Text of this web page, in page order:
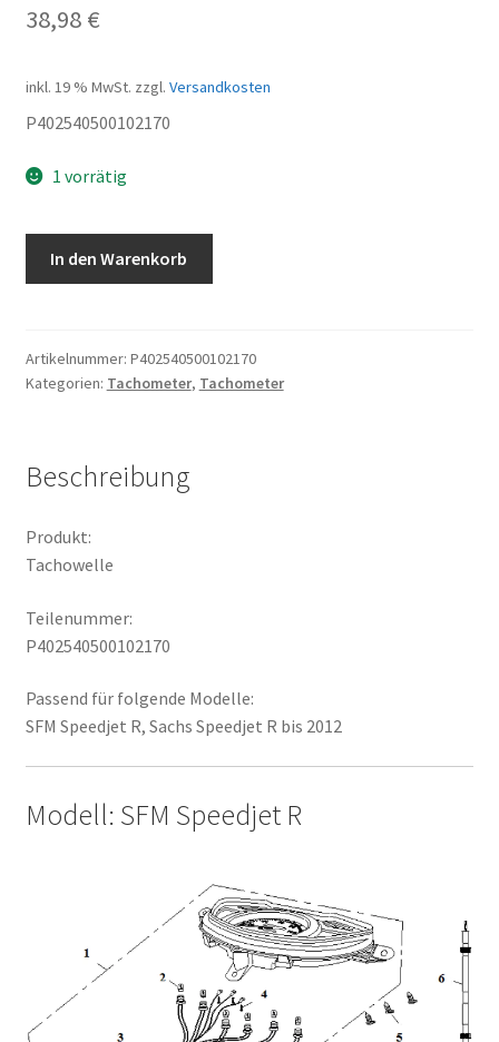
38,98 €
inkl. 19 % MwSt. zzgl. Versandkosten
P402540500102170
1 vorrätig
In den Warenkorb
Artikelnummer: P402540500102170
Kategorien: Tachometer, Tachometer
Beschreibung
Produkt:
Tachowelle
Teilenummer:
P402540500102170
Passend für folgende Modelle:
SFM Speedjet R, Sachs Speedjet R bis 2012
Modell: SFM Speedjet R